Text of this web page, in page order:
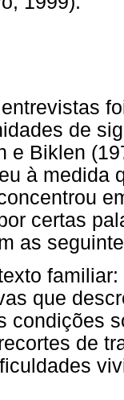
de
e Biklen
à medida
certas
as
que
condições
de